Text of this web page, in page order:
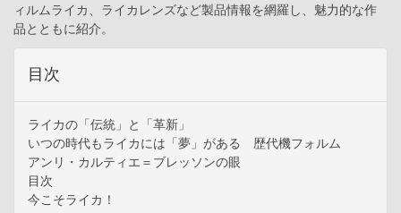
ィルムライカ、ライカレンズなど製品情報を網羅し、魅力的な作
品とともに紹介。
目次
ライカの「伝統」と「革新」
いつの時代もライカには「夢」がある 歴代機フォルム
アンリ・カルティエ＝ブレッソンの眼
目次
今こそライカ！